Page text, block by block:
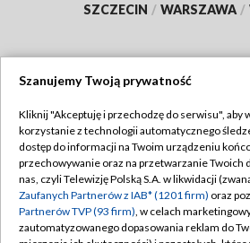
SZCZECIN / WARSZAWA /
TVP
Abonament TVP
Emisja w TVP
Centrum informacji TVP
Regulamin
Polityka
Moje zgody
Szanujemy Twoją prywatność
Kliknij "Akceptuję i przechodzę do serwisu", aby
korzystanie z technologii automatycznego
dostęp do informacji na Twoim urządzeniu
przechowywanie oraz na przetwarzanie Twoich
nas, czyli Telewizję Polską S.A. w likwidacji
Zaufanych Partnerów z IAB* (1201 firm) oraz
Partnerów TVP (93 firm), w celach
zautomatyzowanego dopasowania reklam do